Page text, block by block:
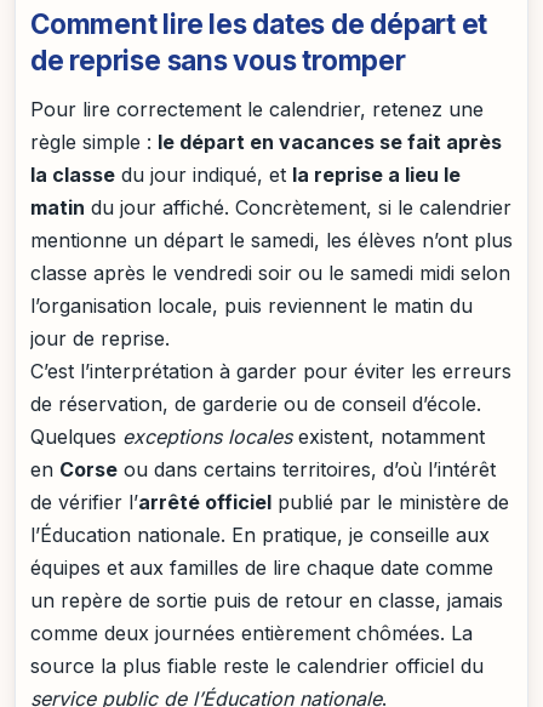
Comment lire les dates de départ et
de reprise sans vous tromper
Pour lire correctement le calendrier, retenez une
règle simple : le départ en vacances se fait après
la classe du jour indiqué, et la reprise a lieu le
matin du jour affiché. Concrètement, si le calendrier
mentionne un départ le samedi, les élèves n’ont plus
classe après le vendredi soir ou le samedi midi selon
l’organisation locale, puis reviennent le matin du
jour de reprise.
C’est l’interprétation à garder pour éviter les erreurs
de réservation, de garderie ou de conseil d’école.
Quelques exceptions localesexistent, notamment
en Corse ou dans certains territoires, d’où l’intérêt
de vérifier l’arrêté officiel publié par le ministère de
l’Éducation nationale. En pratique, je conseille aux
équipes et aux familles de lire chaque date comme
un repère de sortie puis de retour en classe, jamais
comme deux journées entièrement chômées. La
source la plus fiable reste le calendrier officiel du
service public de l’Éducation nationale.